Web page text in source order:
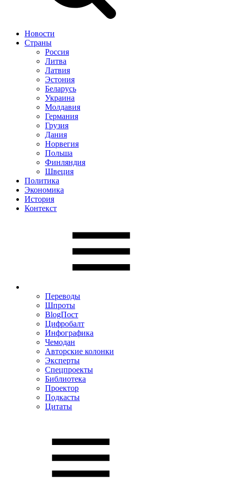
Новости
Страны
Россия
Литва
Латвия
Эстония
Беларусь
Украина
Молдавия
Германия
Грузия
Дания
Норвегия
Польша
Финляндия
Швеция
Политика
Экономика
История
Контекст
Переводы
Шпроты
BlogПост
Цифробалт
Инфографика
Чемодан
Авторские колонки
Эксперты
Спецпроекты
Библиотека
Проектор
Подкасты
Цитаты